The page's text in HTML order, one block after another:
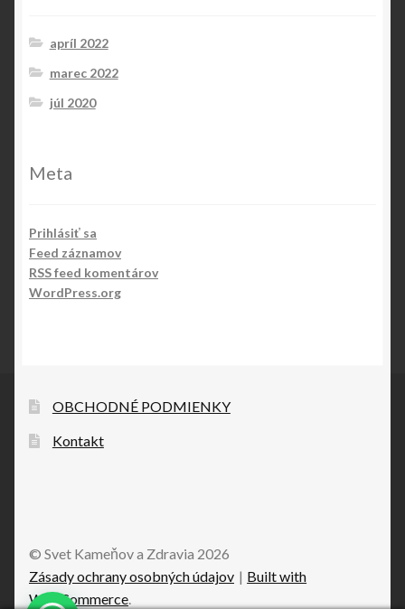
apríl 2022
marec 2022
júl 2020
Meta
Prihlásiť sa
Feed záznamov
RSS feed komentárov
WordPress.org
OBCHODNÉ PODMIENKY
Kontakt
© Svet Kameňov a Zdravia 2026
Zásady ochrany osobných údajov
Built with
WooCommerce.